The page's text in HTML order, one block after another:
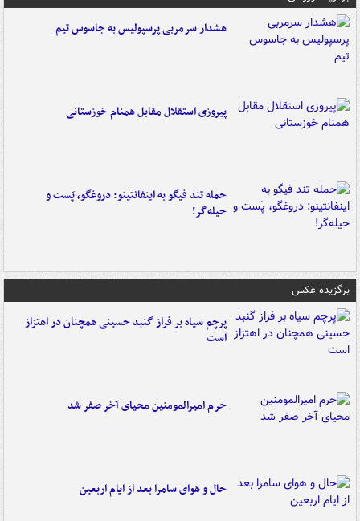
هشدار سرمربی پرسپولیس به جاسوس تیم
پیروزی استقلال مقابل همنام خوزستانی
حمله تند فیگو به اینفانتینو: دروغگو، پَست‌ و
حیله‌گر!
برگزیده عکس
پرچم سیاه بر فراز گنبد حسینی همچنان در اهتزاز
است
حرم امیرالمومنین محیای آخر صفر شد
حال و هوای سامرا بعد از ایام اربعین